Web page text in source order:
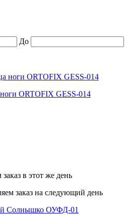
До
ORTOFIX GESS-014
заказ в этот же день
заказ на следующий день